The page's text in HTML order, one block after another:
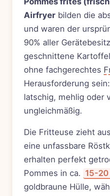
Airfryer bilden die
und waren der
90% aller
geschnittene
ohne fachgerechtes
Herausforderung
latschig, mehlig oder
ungleichmäßig.
Die Fritteuse zieht
eine unfassbare
erhalten perfekt
Pommes in ca. 15-
goldbraune Hülle,